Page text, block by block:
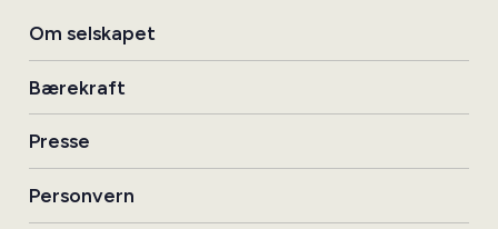
Om selskapet
Bærekraft
Presse
Personvern